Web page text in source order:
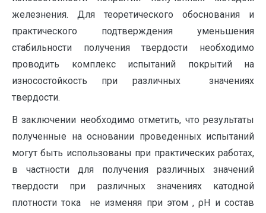
железнения. Для теоретического обоснования и
практического подтверждения уменьшения
стабильности получения твердости необходимо
проводить комплекс испытаний покрытий на
износостойкость при различных значениях
твердости.
В заключении необходимо отметить, что результаты
полученные на основании проведенных испытаний
могут быть использованы при практических работах,
в частности для получения различных значений
твердости при различных значениях катодной
плотности тока не изменяя при этом , ρН и состав